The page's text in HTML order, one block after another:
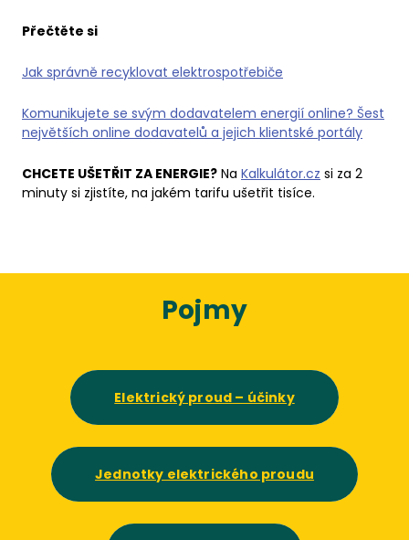
Přečtěte si
Jak správně recyklovat elektrospotřebiče
Komunikujete se svým dodavatelem energií online? Šest
největších online dodavatelů a jejich klientské portály
CHCETE UŠETŘIT ZA ENERGIE? Na Kalkulátor.cz si za 2
minuty si zjistíte, na jakém tarifu ušetřit tisíce.
Pojmy
Elektrický proud – účinky
Jednotky elektrického proudu